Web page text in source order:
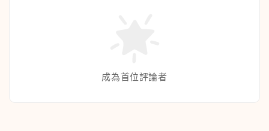
成為首位評論者